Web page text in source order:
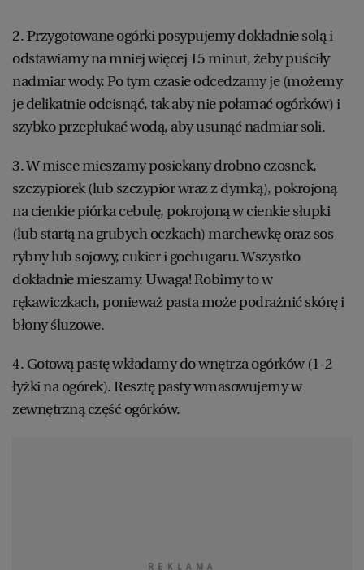
2. Przygotowane ogórki posypujemy dokładnie solą i
odstawiamy na mniej więcej 15 minut, żeby puściły
nadmiar wody. Po tym czasie odcedzamy je (możemy
je delikatnie odcisnąć, tak aby nie połamać ogórków) i
szybko przepłukać wodą, aby usunąć nadmiar soli.
3. W misce mieszamy posiekany drobno czosnek,
szczypiorek (lub szczypior wraz z dymką), pokrojoną
na cienkie piórka cebulę, pokrojoną w cienkie słupki
(lub startą na grubych oczkach) marchewkę oraz sos
rybny lub sojowy, cukier i gochugaru. Wszystko
dokładnie mieszamy. Uwaga! Robimy to w
rękawiczkach, ponieważ pasta może podrażnić skórę i
błony śluzowe.
4. Gotową pastę wkładamy do wnętrza ogórków (1-2
łyżki na ogórek). Resztę pasty wmasowujemy w
zewnętrzną część ogórków.